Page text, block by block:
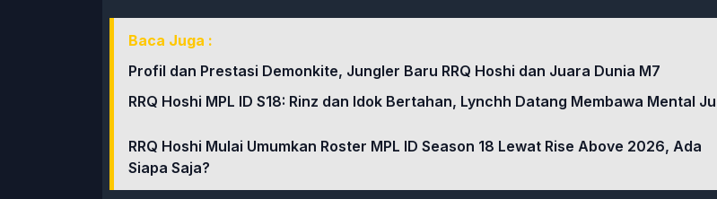
Baca Juga :
Profil dan Prestasi Demonkite, Jungler Baru RRQ Hoshi dan Juara Dunia M7
RRQ Hoshi MPL ID S18: Rinz dan Idok Bertahan, Lynchh Datang Membawa Mental
RRQ Hoshi Mulai Umumkan Roster MPL ID Season 18 Lewat Rise Above 2026, Ada
Siapa Saja?